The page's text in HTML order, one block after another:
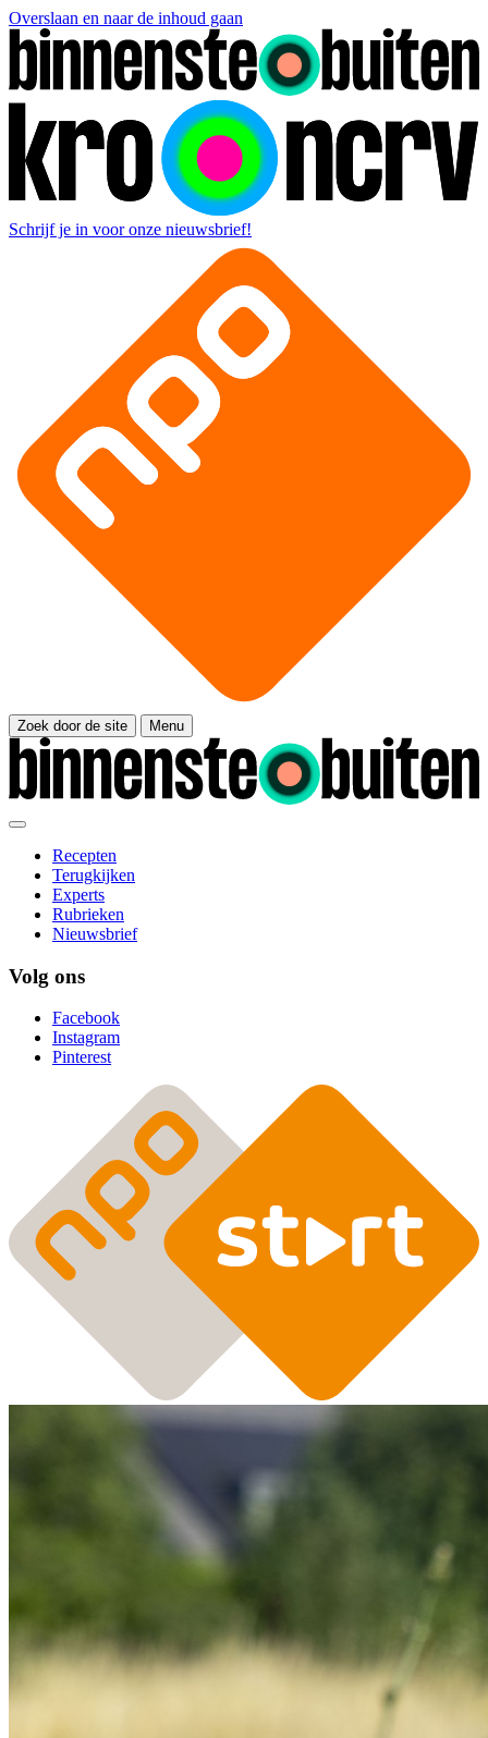
Overslaan en naar de inhoud gaan
Schrijf je in voor onze nieuwsbrief!
Zoek door de site Menu
Recepten
Terugkijken
Experts
Rubrieken
Nieuwsbrief
Volg ons
Facebook
Instagram
Pinterest